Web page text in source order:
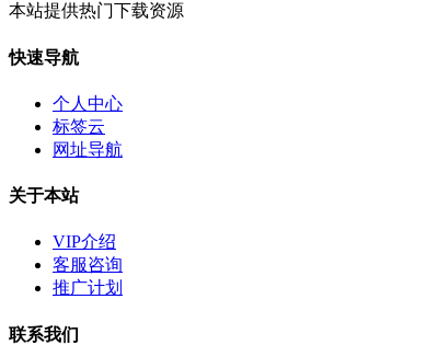
本站提供热门下载资源
快速导航
个人中心
标签云
网址导航
关于本站
VIP介绍
客服咨询
推广计划
联系我们